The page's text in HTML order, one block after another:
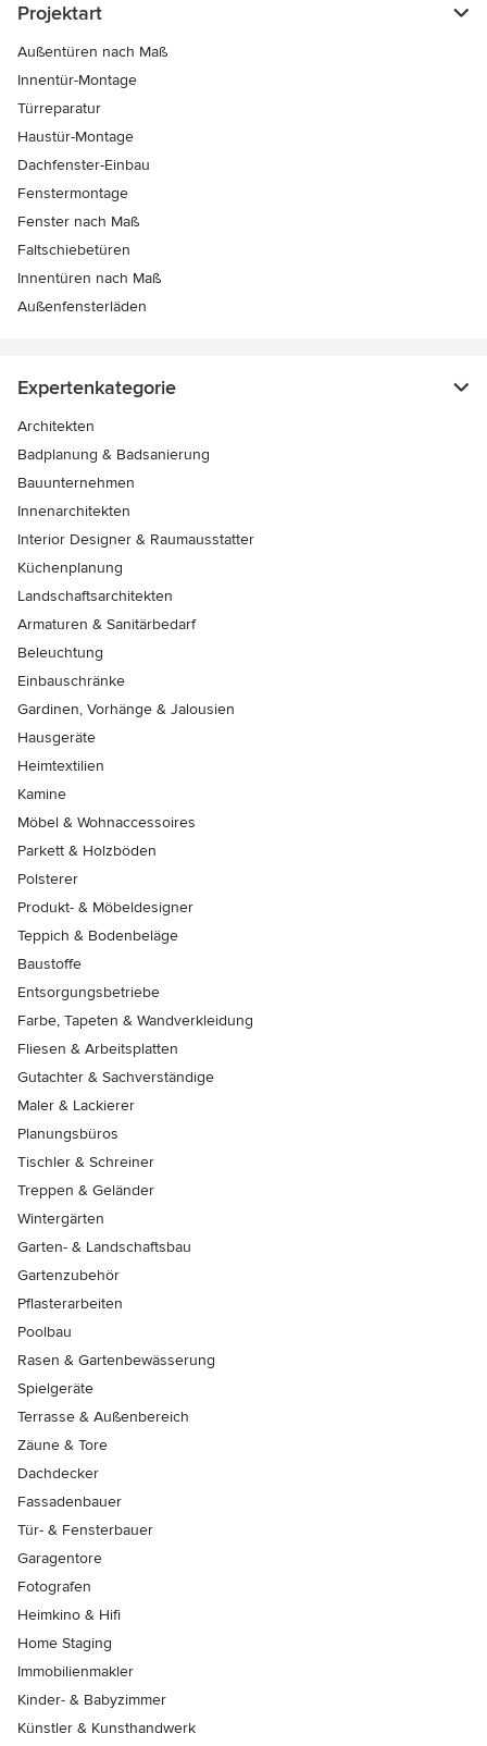
Projektart
Außentüren nach Maß
Innentür-Montage
Türreparatur
Haustür-Montage
Dachfenster-Einbau
Fenstermontage
Fenster nach Maß
Faltschiebetüren
Innentüren nach Maß
Außenfensterläden
Expertenkategorie
Architekten
Badplanung & Badsanierung
Bauunternehmen
Innenarchitekten
Interior Designer & Raumausstatter
Küchenplanung
Landschaftsarchitekten
Armaturen & Sanitärbedarf
Beleuchtung
Einbauschränke
Gardinen, Vorhänge & Jalousien
Hausgeräte
Heimtextilien
Kamine
Möbel & Wohnaccessoires
Parkett & Holzböden
Polsterer
Produkt- & Möbeldesigner
Teppich & Bodenbeläge
Baustoffe
Entsorgungsbetriebe
Farbe, Tapeten & Wandverkleidung
Fliesen & Arbeitsplatten
Gutachter & Sachverständige
Maler & Lackierer
Planungsbüros
Tischler & Schreiner
Treppen & Geländer
Wintergärten
Garten- & Landschaftsbau
Gartenzubehör
Pflasterarbeiten
Poolbau
Rasen & Gartenbewässerung
Spielgeräte
Terrasse & Außenbereich
Zäune & Tore
Dachdecker
Fassadenbauer
Tür- & Fensterbauer
Garagentore
Fotografen
Heimkino & Hifi
Home Staging
Immobilienmakler
Kinder- & Babyzimmer
Künstler & Kunsthandwerk